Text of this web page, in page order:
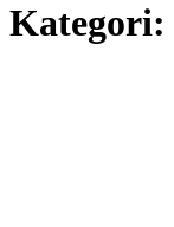
Kategori: